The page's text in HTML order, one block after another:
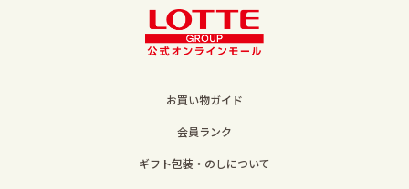
お買い物ガイド
会員ランク
ギフト包装・のしについて